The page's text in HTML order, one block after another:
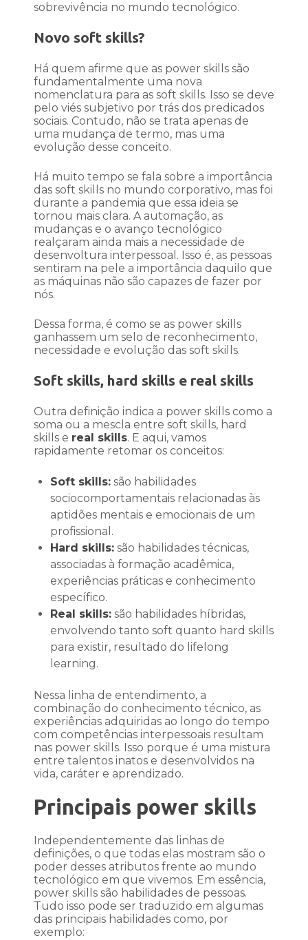
sobrevivência no mundo tecnológico.
Novo soft skills?
Há quem afirme que as power skills são
fundamentalmente uma nova
nomenclatura para as soft skills. Isso se deve
pelo viés subjetivo por trás dos predicados
sociais. Contudo, não se trata apenas de
uma mudança de termo, mas uma
evolução desse conceito.
Há muito tempo se fala sobre a importância
das soft skills no mundo corporativo, mas foi
durante a pandemia que essa ideia se
tornou mais clara. A automação, as
mudanças e o avanço tecnológico
realçaram ainda mais a necessidade de
desenvoltura interpessoal. Isso é, as pessoas
sentiram na pele a importância daquilo que
as máquinas não são capazes de fazer por
nós.
Dessa forma, é como se as power skills
ganhassem um selo de reconhecimento,
necessidade e evolução das soft skills.
Soft skills, hard skills e real skills
Outra definição indica a power skills como a
soma ou a mescla entre soft skills, hard
skills e real skills. E aqui, vamos
rapidamente retomar os conceitos:
Soft skills: são habilidades
sociocomportamentais relacionadas às
aptidões mentais e emocionais de um
profissional.
Hard skills: são habilidades técnicas,
associadas à formação acadêmica,
experiências práticas e conhecimento
específico.
Real skills: são habilidades híbridas,
envolvendo tanto soft quanto hard skills
para existir, resultado do lifelong
learning.
Nessa linha de entendimento, a
combinação do conhecimento técnico, as
experiências adquiridas ao longo do tempo
com competências interpessoais resultam
nas power skills. Isso porque é uma mistura
entre talentos inatos e desenvolvidos na
vida, caráter e aprendizado.
Principais power skills
Independentemente das linhas de
definições, o que todas elas mostram são o
poder desses atributos frente ao mundo
tecnológico em que vivemos. Em essência,
power skills são habilidades de pessoas.
Tudo isso pode ser traduzido em algumas
das principais habilidades como, por
exemplo: